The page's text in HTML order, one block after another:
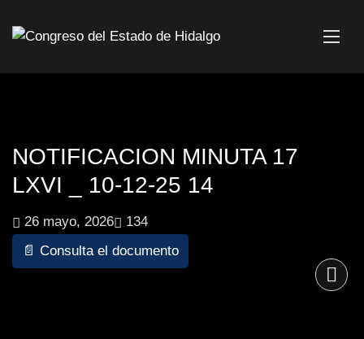
NOTIFICACION MINUTA 17
LXVI _ 10-12-25 14
26 mayo, 2026
134
📄 Consulta el documento